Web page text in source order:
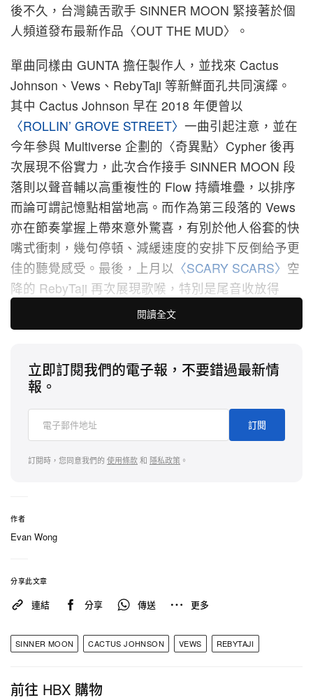
後不久，台灣饒舌歌手 SiNNER MOON 緊接著於個
人頻道發布最新作品〈OUT THE MUD〉。
單曲同樣由 GUNTA 擔任製作人，並找來 Cactus
Johnson、Vews、RebyTaji 等新鮮面孔共同演繹。
其中 Cactus Johnson 早在 2018 年便曾以
〈ROLLIN’ GROVE STREET〉 一曲引起注意，並在
今年參與 Multiverse 企劃的〈奇異點〉Cypher 後再
次展現不俗實力，此次合作接手 SiNNER MOON 段
落則以聲音輔以高重複性的 Flow 持續堆疊，以排序
而論可謂記憶點相當地高。而作為第三段落的 Vews
亦在節奏掌握上帶來意外驚喜，有別於他人俗套的快
嘴式衝刺，幾句停頓、減緩速度的安排下反倒給予更
佳的聽覺感受。最後，上月以 〈SCARY SCARS〉 空
降的 RebyTaji 再次展現歌喉，特別是尾音收放得
宜，配合先天的聲音優勢，其成果貼合所演唱的最後
一句：「back to squad it’s time to f**k it Up」。
當然作為靈魂人物的 SiNNER MOON 早已不僅一次
展現才華。〈OUT THE MUD〉作為個人頻道睽違多
時的合作單曲，不論個人表現或合作對象選擇均屬上
乘，特別是善用聲音作為各人間的穿針引線，令人十
SOWUT & 蛋頭 BG8LOCC 發佈《大嘻哈時
美國饒舌歌手 Young Dolph 下車買餅乾遭槍擊
身亡
閱讀全文
立即訂閱我們的電子報，不要錯過最新情
報。
訂閱
訂閱時，您同意我們的 使用條款和 隱私政策 。
作者
Evan Wong
分享此文章
連結 分享 傳送 更多
SINNER MOON CACTUS JOHNSON VEWS REBYTAJI
前往 HBX 購物